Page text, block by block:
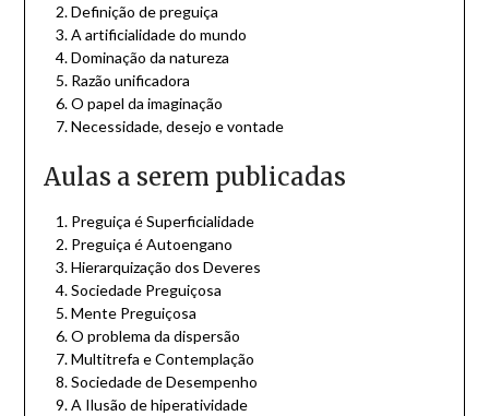
Definição de preguiça
A artificialidade do mundo
Dominação da natureza
Razão unificadora
O papel da imaginação
Necessidade, desejo e vontade
Aulas a serem publicadas
Preguiça é Superficialidade
Preguiça é Autoengano
Hierarquização dos Deveres
Sociedade Preguiçosa
Mente Preguiçosa
O problema da dispersão
Multitrefa e Contemplação
Sociedade de Desempenho
A Ilusão de hiperatividade